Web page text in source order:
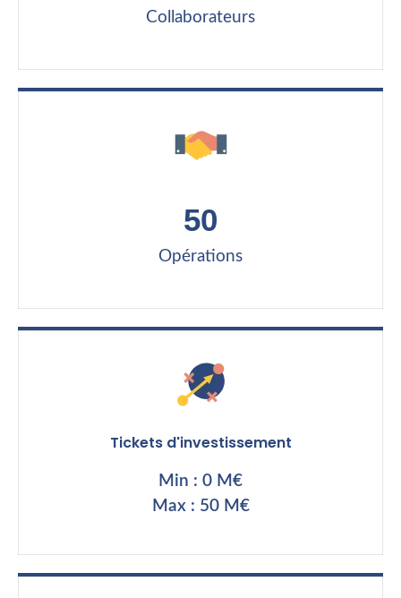
Collaborateurs
Opérations
50
Tickets d'investissement
Min : 0 M€
Max : 50 M€